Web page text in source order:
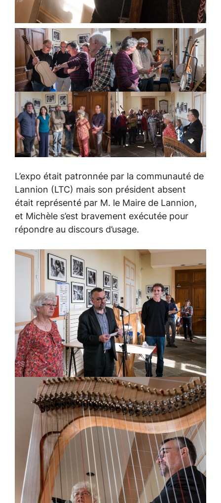
L’expo était patronnée par la communauté de
Lannion (LTC) mais son président absent
était représenté par M. le Maire de Lannion,
et Michèle s’est bravement exécutée pour
répondre au discours d’usage.